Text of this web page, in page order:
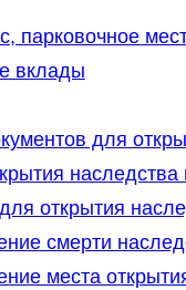
парковочное
вклады
для
открытия
смерти
места